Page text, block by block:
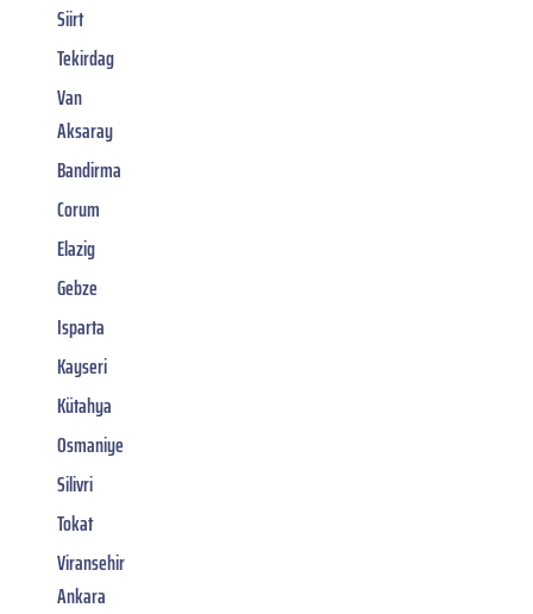
Siirt
Tekirdag
Van
Aksaray
Bandirma
Corum
Elazig
Gebze
Isparta
Kayseri
Kütahya
Osmaniye
Silivri
Tokat
Viransehir
Ankara